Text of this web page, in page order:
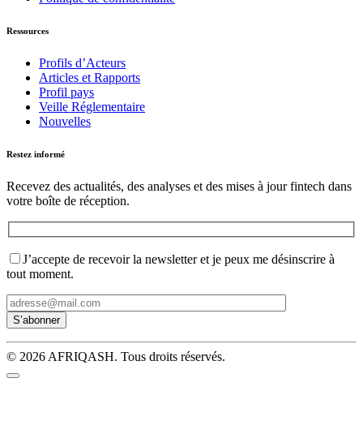
Ressources
Profils d’Acteurs
Articles et Rapports
Profil pays
Veille Réglementaire
Nouvelles
Restez informé
Recevez des actualités, des analyses et des mises à jour fintech dans
votre boîte de réception.
J’accepte de recevoir la newsletter et je peux me désinscrire à
tout moment.
© 2026 AFRIQASH. Tous droits réservés.